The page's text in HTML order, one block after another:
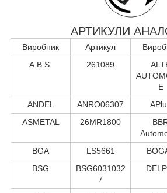
АРТИКУЛИ
Виробник Артикул
A.B.S.
261089
E
ANDEL ANRO06307
ASMETAL
26MR1800
BGA LS5661
BSG
BSG6031032
7